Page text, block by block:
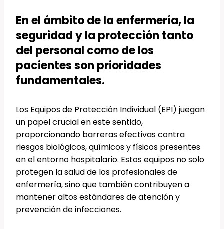
En el ámbito de la enfermería, la
seguridad y la protección tanto
del personal como de los
pacientes son prioridades
fundamentales.
Los Equipos de Protección Individual (EPI) juegan
un papel crucial en este sentido,
proporcionando barreras efectivas contra
riesgos biológicos, químicos y físicos presentes
en el entorno hospitalario. Estos equipos no solo
protegen la salud de los profesionales de
enfermería, sino que también contribuyen a
mantener altos estándares de atención y
prevención de infecciones.